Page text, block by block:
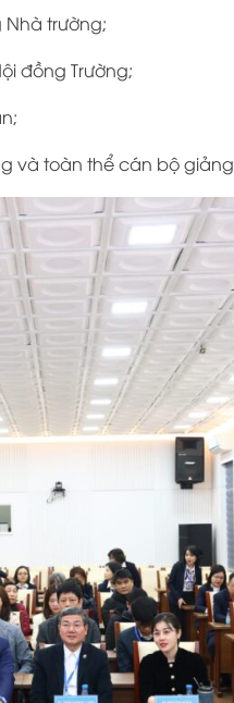
Nhà trường;
đồng Trường;
toàn thể cán bộ giảng